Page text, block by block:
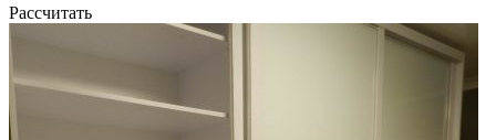
Рассчитать